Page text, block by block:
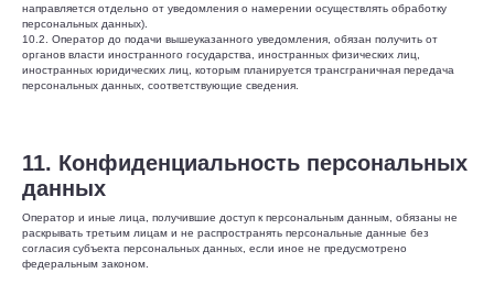
направляется отдельно от уведомления о намерении осуществлять обработку
персональных данных).
10.2. Оператор до подачи вышеуказанного уведомления, обязан получить от
органов власти иностранного государства, иностранных физических лиц,
иностранных юридических лиц, которым планируется трансграничная передача
персональных данных, соответствующие сведения.
11. Конфиденциальность персональных
данных
Оператор и иные лица, получившие доступ к персональным данным, обязаны не
раскрывать третьим лицам и не распространять персональные данные без
согласия субъекта персональных данных, если иное не предусмотрено
федеральным законом.